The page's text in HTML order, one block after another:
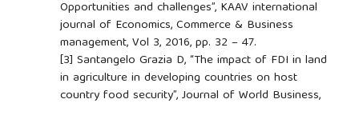
Opportunities and challenges”, KAAV international
journal of Economics, Commerce & Business
management, Vol 3, 2016, pp. 32 – 47.
[3] Santangelo Grazia D, “The impact of FDI in land
in agriculture in developing countries on host
country food security”, Journal of World Business,